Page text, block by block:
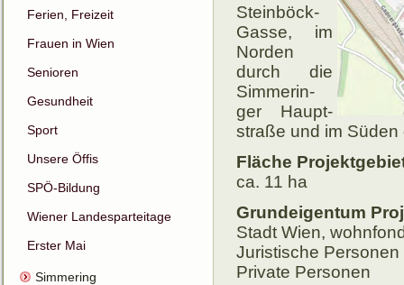
Ferien, Freizeit
Frauen in Wien
Senioren
Gesundheit
Sport
Unsere Öffis
SPÖ-Bildung
Wiener Landesparteitage
Erster Mai
Simmering
Stein­böck-
Gasse, im
Nor­den
durch die
Sim­me­rin­
ger Haupt­
straße und im
Fläche
ca. 11 ha
Grundeigentum
Stadt Wien,
Juristische Personen
Private Personen